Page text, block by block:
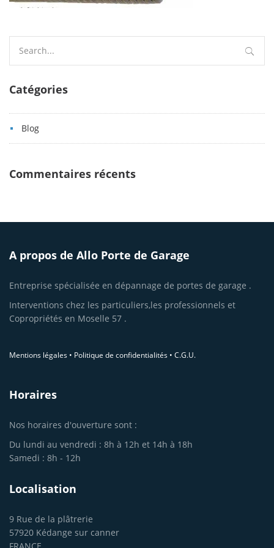
for:
Catégories
Blog
Commentaires récents
A propos de Allo Porte de Garage
Entreprise spécialisée en dépannage de portes de garage .
Interventions chez les particuliers,les professionnels et
Copropriétés en Moselle 57 .
Mentions légales • Politique de confidentialités • C.G.U.
Horaires
Nos horaires d'ouverture sont :
Du lundi au vendredi : 8h à 12h et 14h à 18h
Samedi : 8h - 12h
Localisation
9 Rue de la plâtrerie
57920 Kédange sur canner